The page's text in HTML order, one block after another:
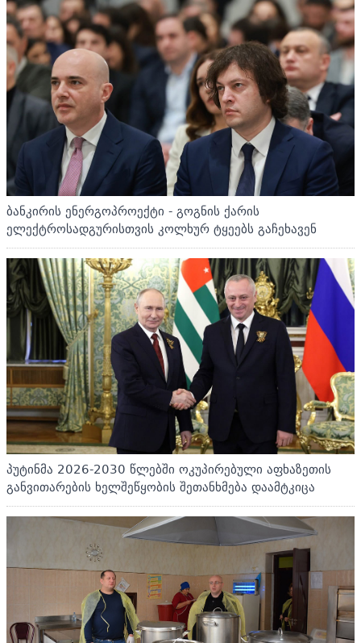
ბანკირის ენერგოპროექტი - გოგნის ქარის
ელექტროსადგურისთვის კოლხურ ტყეებს გაჩეხავენ
პუტინმა 2026-2030 წლებში ოკუპირებული აფხაზეთის
განვითარების ხელშეწყობის შეთანხმება დაამტკიცა